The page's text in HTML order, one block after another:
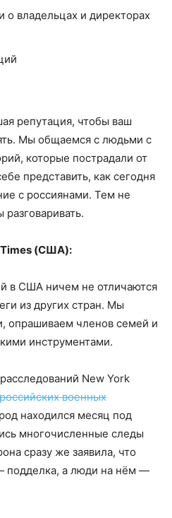
владельцах и директорах
репутация, чтобы ваш
Мы общаемся с людьми с
которые пострадали от
представить, как сегодня
с россиянами. Тем не
Times (США):
в США ничем не отличаются
из других стран. Мы
опрашиваем членов семей и
инструментами.
New York
военных
находился месяц под
многочисленные следы
сразу же заявила, что
подделка, а люди на нём —